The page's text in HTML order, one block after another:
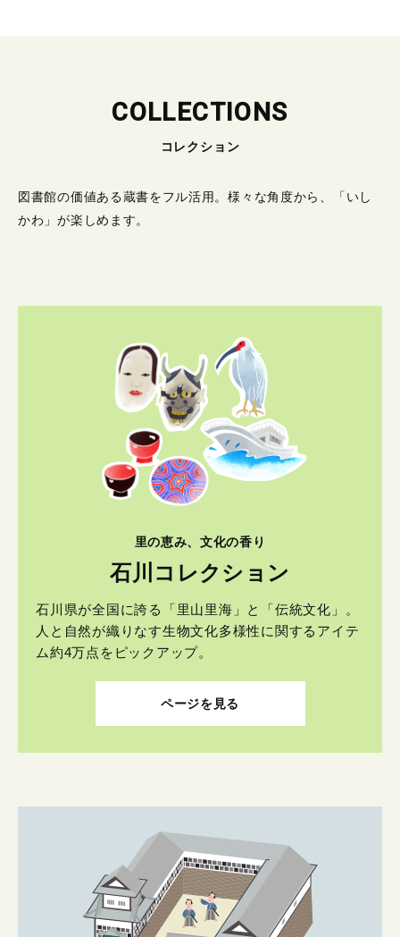
COLLECTIONS
コレクション
図書館の価値ある蔵書をフル活用。様々な角度から、「いし
かわ」が楽しめます。
里の恵み、文化の香り
石川コレクション
石川県が全国に誇る「里山里海」と「伝統文化」。
人と自然が織りなす生物文化多様性に関するアイテ
ム約4万点をピックアップ。
ページを見る